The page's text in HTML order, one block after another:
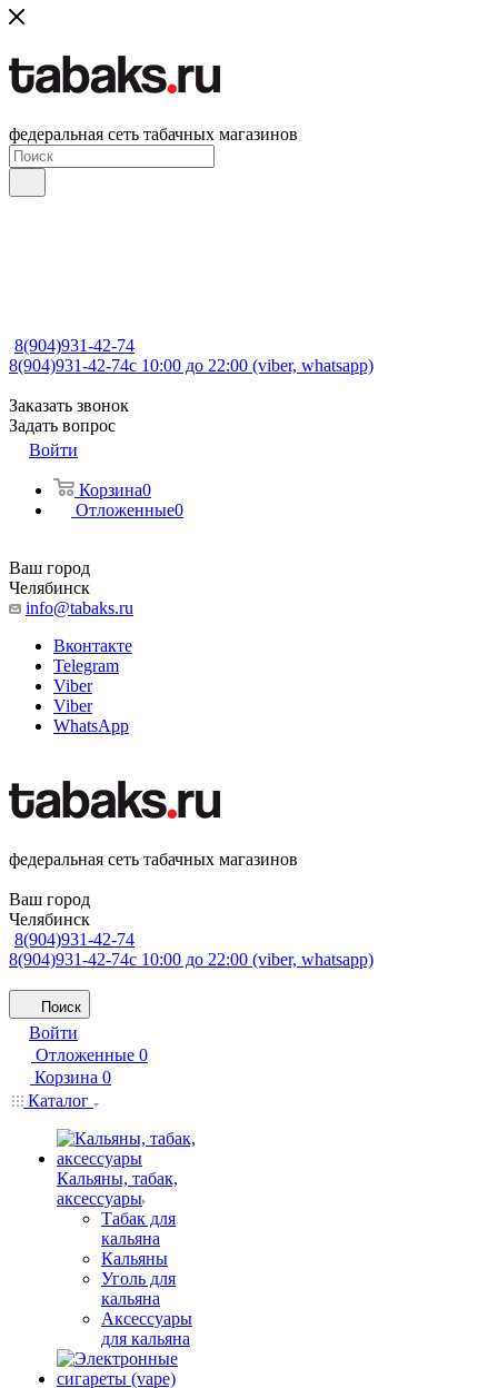
федеральная сеть табачных магазинов
8(904)931-42-74
8(904)931-42-74с 10:00 до 22:00 (viber, whatsapp)
Заказать звонок
Задать вопрос
Войти
Корзина0
Отложенные0
Ваш город
Челябинск
info@tabaks.ru
Вконтакте
Telegram
Viber
Viber
WhatsApp
федеральная сеть табачных магазинов
Ваш город
Челябинск
8(904)931-42-74
8(904)931-42-74с 10:00 до 22:00 (viber, whatsapp)
Поиск
Войти
Отложенные 0
Корзина 0
Каталог
Кальяны, табак,
аксессуары
Табак для
кальяна
Кальяны
Уголь для
кальяна
Аксессуары
для кальяна